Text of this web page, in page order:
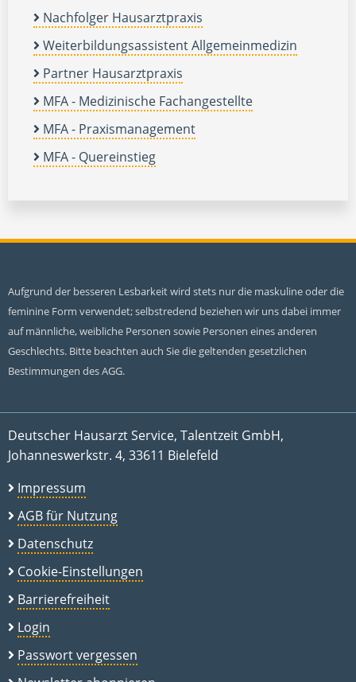
Nachfolger Hausarztpraxis
Weiterbildungsassistent Allgemeinmedizin
Partner Hausarztpraxis
MFA - Medizinische Fachangestellte
MFA - Praxismanagement
MFA - Quereinstieg
Aufgrund der besseren Lesbarkeit wird stets nur die maskuline oder die
feminine Form verwendet; selbstredend beziehen wir uns dabei immer
auf männliche, weibliche Personen sowie Personen eines anderen
Geschlechts. Bitte beachten auch Sie die geltenden gesetzlichen
Bestimmungen des AGG.
Deutscher Hausarzt Service, Talentzeit GmbH,
Johanneswerkstr. 4, 33611 Bielefeld
Impressum
AGB für Nutzung
Datenschutz
Cookie-Einstellungen
Barrierefreiheit
Login
Passwort vergessen